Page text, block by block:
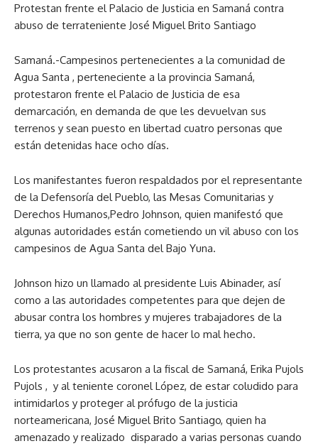
Protestan frente el Palacio de Justicia en Samaná contra
abuso de terrateniente José Miguel Brito Santiago
Samaná.-Campesinos pertenecientes a la comunidad de
Agua Santa , perteneciente a la provincia Samaná,
protestaron frente el Palacio de Justicia de esa
demarcación, en demanda de que les devuelvan sus
terrenos y sean puesto en libertad cuatro personas que
están detenidas hace ocho días.
Los manifestantes fueron respaldados por el representante
de la Defensoría del Pueblo, las Mesas Comunitarias y
Derechos Humanos,Pedro Johnson, quien manifestó que
algunas autoridades están cometiendo un vil abuso con los
campesinos de Agua Santa del Bajo Yuna.
Johnson hizo un llamado al presidente Luis Abinader, así
como a las autoridades competentes para que dejen de
abusar contra los hombres y mujeres trabajadores de la
tierra, ya que no son gente de hacer lo mal hecho.
Los protestantes acusaron a la fiscal de Samaná, Erika Pujols
Pujols , y al teniente coronel López, de estar coludido para
intimidarlos y proteger al prófugo de la justicia
norteamericana, José Miguel Brito Santiago, quien ha
amenazado y realizado disparado a varias personas cuando